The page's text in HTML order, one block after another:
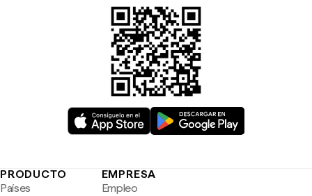
PRODUCTO
Países
EMPRESA
Empleo